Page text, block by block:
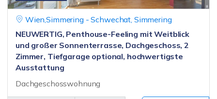
Wien,Simmering - Schwechat, Simmering
NEUWERTIG, Penthouse-Feeling mit Weitblick
und großer Sonnenterrasse, Dachgeschoss, 2
Zimmer, Tiefgarage optional, hochwertigste
Ausstattung
Dachgeschosswohnung